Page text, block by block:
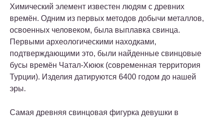
Химический элемент известен людям с древних
времён. Одним из первых методов добычи металлов,
освоенных человеком, была выплавка свинца.
Первыми археологическими находками,
подтверждающими это, были найденные свинцовые
бусы времён Чатал-Хююк (современная территория
Турции). Изделия датируются 6400 годом до нашей
эры.
Самая древняя свинцовая фигурка девушки в